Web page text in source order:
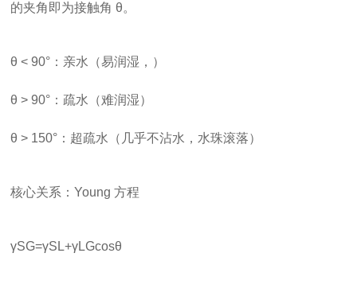
的夹角即为接触角 θ。
θ < 90° ：亲水（易润湿，）
θ > 90° ：疏水（难润湿）
θ > 150° ：超疏水（几乎不沾水，水珠滚落）
核心关系：Young 方程
γSG=γS L+γLGcosθ